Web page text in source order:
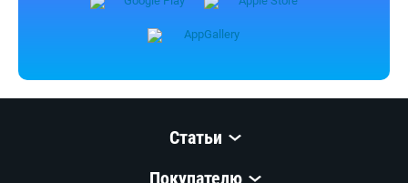
Статьи
Покупателю